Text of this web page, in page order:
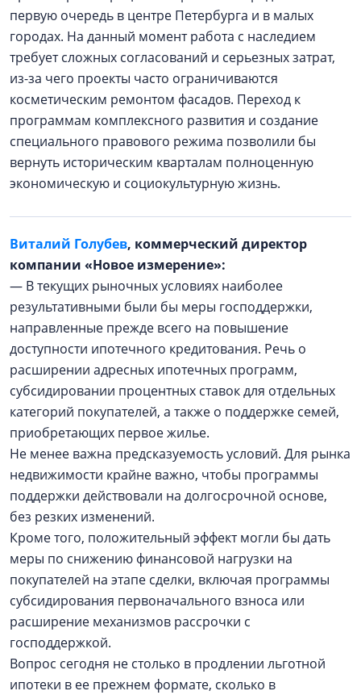
первую очередь в центре Петербурга и в малых
городах. На данный момент работа с наследием
требует сложных согласований и серьезных затрат,
из-за чего проекты часто ограничиваются
косметическим ремонтом фасадов. Переход к
программам комплексного развития и создание
специального правового режима позволили бы
вернуть историческим кварталам полноценную
экономическую и социокультурную жизнь.
Виталий Голубев, коммерческий директор
компании «Новое измерение»:
— В текущих рыночных условиях наиболее
результативными были бы меры господдержки,
направленные прежде всего на повышение
доступности ипотечного кредитования. Речь о
расширении адресных ипотечных программ,
субсидировании процентных ставок для отдельных
категорий покупателей, а также о поддержке семей,
приобретающих первое жилье.
Не менее важна предсказуемость условий. Для рынка
недвижимости крайне важно, чтобы программы
поддержки действовали на долгосрочной основе,
без резких изменений.
Кроме того, положительный эффект могли бы дать
меры по снижению финансовой нагрузки на
покупателей на этапе сделки, включая программы
субсидирования первоначального взноса или
расширение механизмов рассрочки с
господдержкой.
Вопрос сегодня не столько в продлении льготной
ипотеки в ее прежнем формате, сколько в